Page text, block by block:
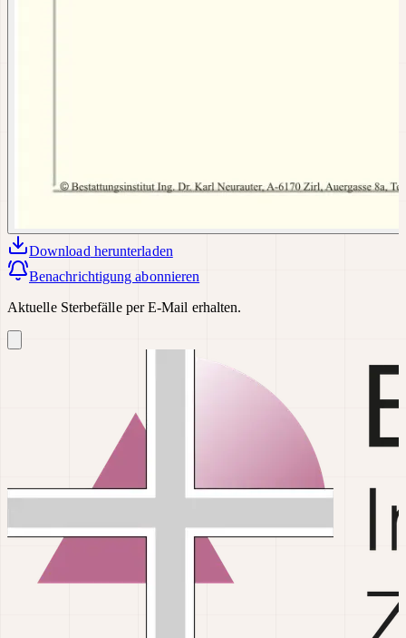
Download herunterladen
Benachrichtigung abonnieren
Aktuelle Sterbefälle per E-Mail erhalten.